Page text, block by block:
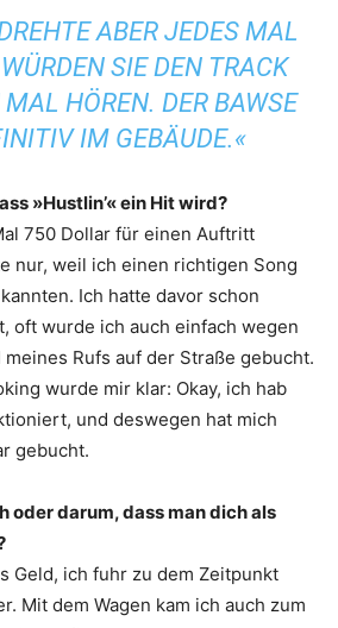
ABER JEDES MAL
SIE DEN TRACK
HÖREN. DER BAWSE
IM GEBÄUDE.«
»Hustlin’« ein Hit wird?
750 Dollar für einen Auftritt
nur, weil ich einen richtigen Song
Ich hatte davor schon
oft wurde ich auch einfach wegen
Rufs auf der Straße gebucht.
wurde mir klar: Okay, ich hab
und deswegen hat mich
gebucht.
oder darum, dass man dich als
Geld, ich fuhr zu dem Zeitpunkt
Mit dem Wagen kam ich auch zum